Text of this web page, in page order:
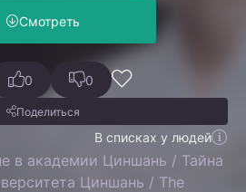
Смотреть
В списках у людей
0 0
Поделиться
в академии Циншань / Тайна
Циншань / The